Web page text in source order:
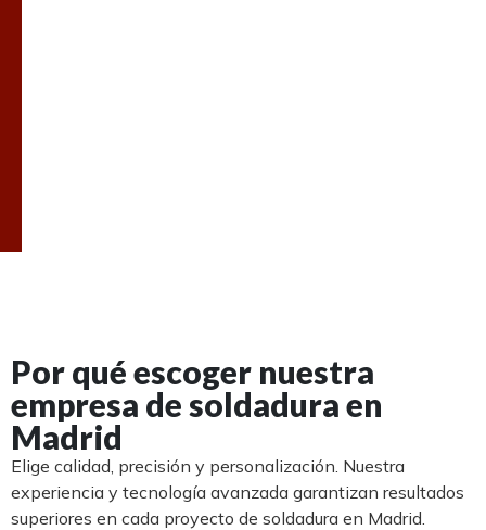
Por qué escoger nuestra
empresa de soldadura en
Madrid
Elige calidad, precisión y personalización. Nuestra
experiencia y tecnología avanzada garantizan resultados
superiores en cada proyecto de soldadura en Madrid.